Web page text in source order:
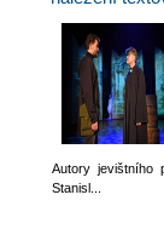
Autory jevištního
Stanisl...